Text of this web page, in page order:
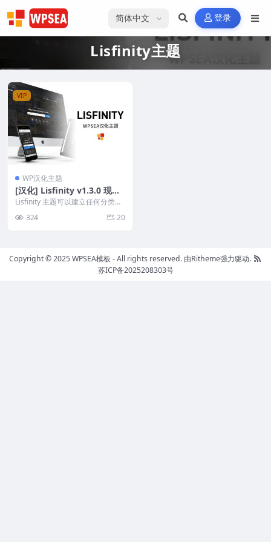
选择语言 登录
Lisfinity主题
VIP
WP汉化主题
[汉化] Lisfinity v1.3.0 现代
企业宣传广告多目录主题
Lisfinity 主题可以建立任何分类广
广告类别...
324 20
Copyright © 2025 WPSEA模板 - All rights reserved. 由Ritheme强力驱动.
苏ICP备2025208303号